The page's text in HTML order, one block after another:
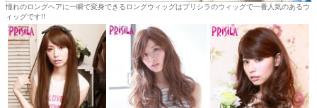
憧れのロングヘアに一瞬で変身できるロングウィッグはプリシラのウィッグで一番人気のあるウ
ィッグです!!